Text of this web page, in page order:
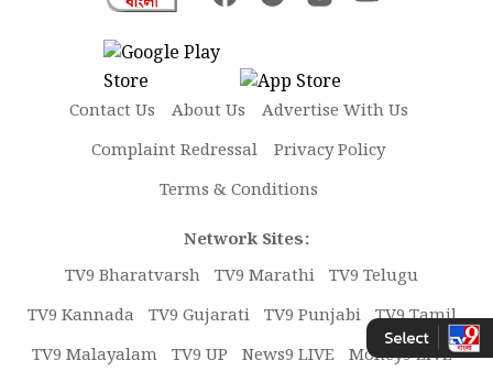
Contact Us About Us
Advertise With Us
Complaint Redressal
Privacy Policy
Terms & Conditions
Network Sites:
TV9 Bharatvarsh TV9 Marathi TV9 Telugu
TV9 Kannada TV9 Gujarati TV9 Punjabi TV9 Tamil
TV9 Malayalam TV9 UP News9 LIVE Money9 LIVE